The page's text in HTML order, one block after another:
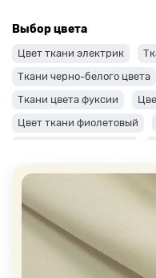
Выбор цвета
Цвет ткани электрик
Ткани черно-белого цвета
Ткани цвета фуксии
Цвет ткани фиолетовый
Цвет ткани салатовый
Ткани цвета пудра
Ткани оранжевого цвета
Цвет ткани мятный